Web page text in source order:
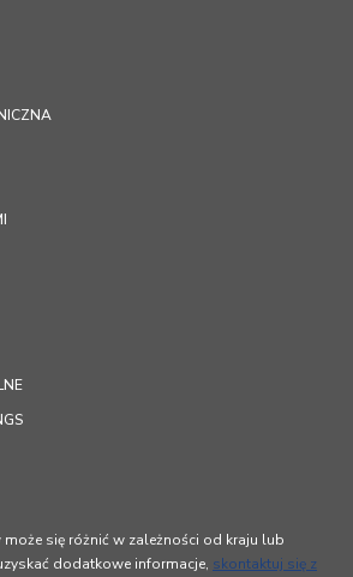
się różnić w zależności od kraju lub
dodatkowe informacje, skontaktuj się z